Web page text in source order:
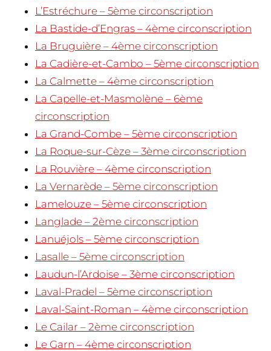
L’Estréchure – 5ème circonscription
La Bastide-d’Engras – 4ème circonscription
La Bruguière – 4ème circonscription
La Cadière-et-Cambo – 5ème circonscription
La Calmette – 4ème circonscription
La Capelle-et-Masmolène – 6ème
circonscription
La Grand-Combe – 5ème circonscription
La Roque-sur-Cèze – 3ème circonscription
La Rouvière – 4ème circonscription
La Vernarède – 5ème circonscription
Lamelouze – 5ème circonscription
Langlade – 2ème circonscription
Lanuéjols – 5ème circonscription
Lasalle – 5ème circonscription
Laudun-l’Ardoise – 3ème circonscription
Laval-Pradel – 5ème circonscription
Laval-Saint-Roman – 4ème circonscription
Le Cailar – 2ème circonscription
Le Garn – 4ème circonscription